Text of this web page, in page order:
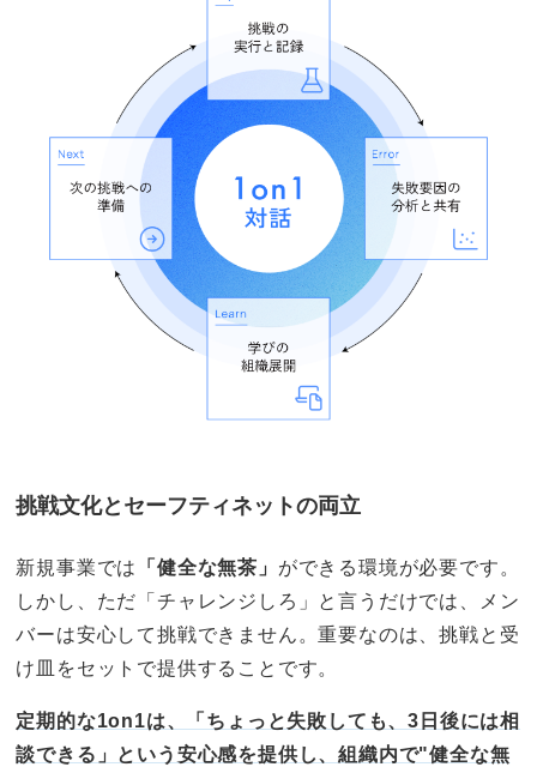
挑戦文化とセーフティネットの両立
新規事業では 「健全な無茶」 ができる環境が必要です。
しかし、ただ「チャレンジしろ」と言うだけでは、メン
バーは安心して挑戦できません。重要なのは、挑戦と受
け皿をセットで提供することです。
定期的な1on1は、「ちょっと失敗しても、3日後には相
談できる」という安心感を提供し、組織内で"健全な無